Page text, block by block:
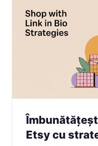
Etsy cu